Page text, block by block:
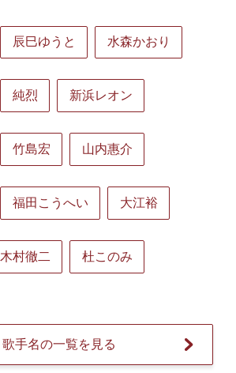
辰巳ゆうと 水森かおり
純烈 新浜レオン
竹島宏 山内惠介
福田こうへい 大江裕
木村徹二 杜このみ
歌手名の一覧を見る